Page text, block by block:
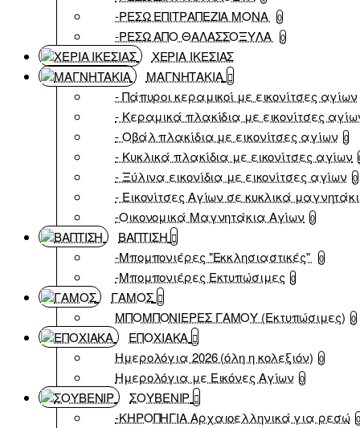
-ΡΕΣΩ ΕΠΙΤΡΑΠΕΖΙΑ ΜΟΝΑ 0
-ΡΕΣΩ ΑΠΟ ΘΑΛΑΣΣΟΞΥΛΑ 0
ΧΕΡΙΑ ΙΚΕΣΙΑΣ
ΜΑΓΝΗΤΑΚΙΑ
- Πάπυροι κεραμικοί με εικονίτσες αγίων
- Κεραμικά πλακίδια με εικονίτσες
- Οβάλ πλακίδια με εικονίτσες αγίων 0
- Κυκλικά πλακίδια με εικονίτσες αγίων
- Ξύλινα εικονίδια με εικονίτσες αγίων 0
- Εικονίτσες Αγίων σε κυκλικά
-Οικονομικά Μαγνητάκια Αγίων 0
ΒΑΠΤΙΣΗ
-Μπομπονιέρες "Εκκλησιαστικές"
0
-Μπομπονιέρες Εκτυπώσιμες 0
ΓΑΜΟΣ
ΜΠΟΜΠΟΝΙΕΡΕΣ ΓΑΜΟΥ (Εκτυπώσιμες) 0
ΕΠΟΧΙΑΚΑ
Ημερολόγια 2026 (όλη η κολεξιόν) 0
Ημερολόγια με Εικόνες Αγίων 0
ΣΟΥΒΕΝΙΡ
-ΚΗΡΟΠΗΓΙΑ Αρχαιοελληνικά για ρεσώ 0